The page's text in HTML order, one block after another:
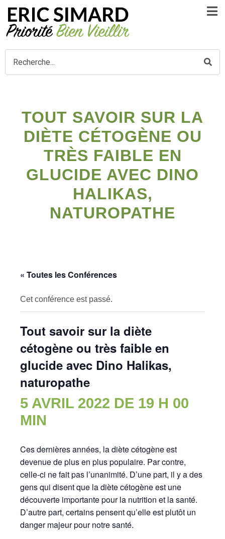
TOUT SAVOIR SUR LA
DIÈTE CÉTOGÈNE OU
TRÈS FAIBLE EN
GLUCIDE AVEC DINO
HALIKAS,
NATUROPATHE
« Toutes les Conférences
Cet conférence est passé.
Tout savoir sur la diète
cétogène ou très faible en
glucide avec Dino Halikas,
naturopathe
5 AVRIL 2022 DE 19 H 00
MIN
Ces dernières années, la diète cétogène est
devenue de plus en plus populaire. Par contre,
celle-ci ne fait pas l’unanimité. D’une part, il y a des
gens qui disent que la diète cétogène est une
découverte importante pour la nutrition et la santé.
D’autre part, certains pensent qu’elle est plutôt un
danger majeur pour notre santé.